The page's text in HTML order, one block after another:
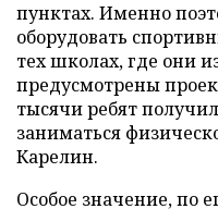
пунктах. Именно
оборудовать
тех школах, где они
предусмотрены
тысячи ребят
заниматься
Карелин.
Особое значение, по